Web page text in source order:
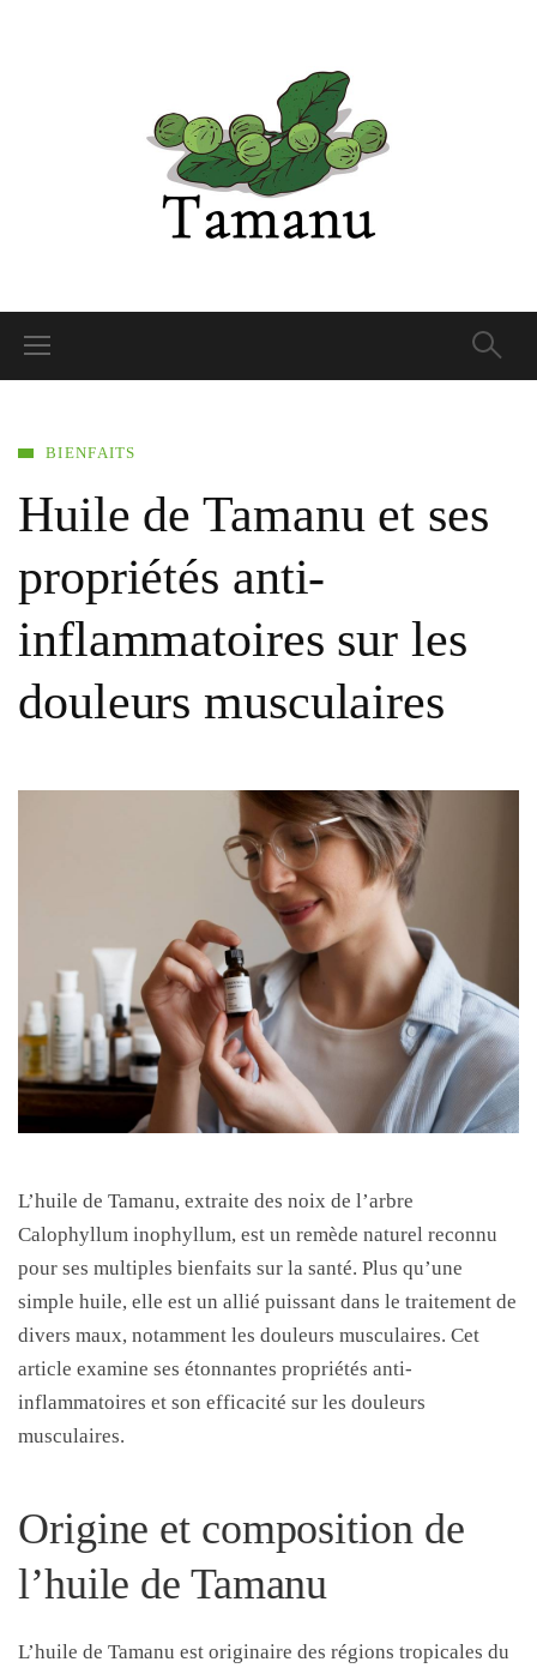
BIENFAITS
Huile de Tamanu et ses
propriétés anti-
inflammatoires sur les
douleurs musculaires
L’huile de Tamanu, extraite des noix de l’arbre
Calophyllum inophyllum, est un remède naturel reconnu
pour ses multiples bienfaits sur la santé. Plus qu’une
simple huile, elle est un allié puissant dans le traitement de
divers maux, notamment les douleurs musculaires. Cet
article examine ses étonnantes propriétés anti-
inflammatoires et son efficacité sur les douleurs
musculaires.
Origine et composition de
l’huile de Tamanu
L’huile de Tamanu est originaire des régions tropicales du